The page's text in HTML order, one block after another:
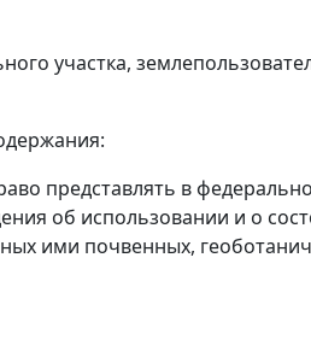
участка,
представлять в
об использовании и о
ими почвенных,